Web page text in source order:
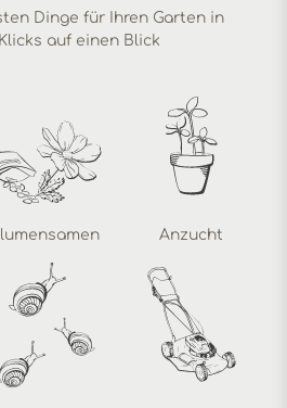
Dinge für Ihren Garten in
auf einen Blick
Anzucht